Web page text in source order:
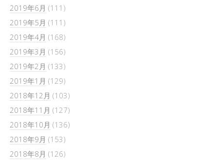
2019年6月 (111)
2019年5月 (111)
2019年4月 (168)
2019年3月 (156)
2019年2月 (133)
2019年1月 (129)
2018年12月 (103)
2018年11月 (127)
2018年10月 (136)
2018年9月 (153)
2018年8月 (126)